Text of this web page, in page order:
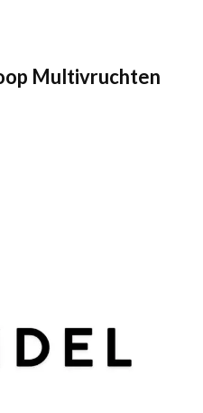
Multivruchten